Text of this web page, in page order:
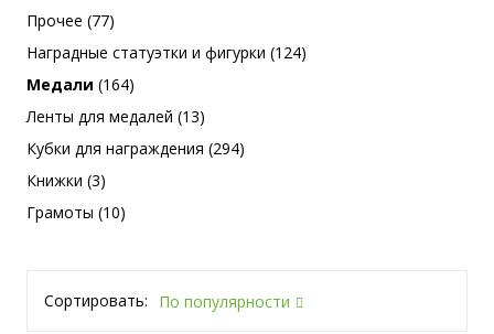
Прочее (77)
Наградные статуэтки и фигурки (124)
Медали (164)
Ленты для медалей (13)
Кубки для награждения (294)
Книжки (3)
Грамоты (10)
Сортировать: По популярности